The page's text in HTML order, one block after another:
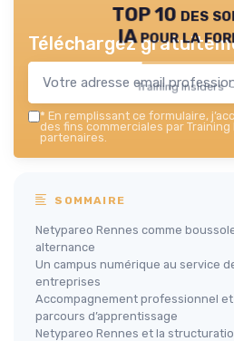
TOP 10 des
IA pour la
Training Insiders
Téléchargez
* En remplissant ce formulaire,
des fins commerciales par
partenaires.
SOMMAIRE
Netypareo Rennes comme
alternance
Un campus numérique au service
entreprises
Accompagnement professionnel
parcours d’apprentissage
Netypareo Rennes et la